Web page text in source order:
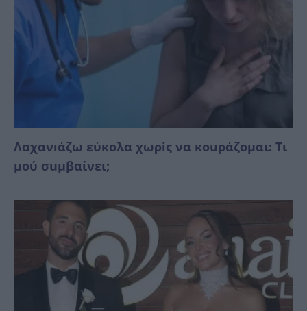
Λαχανıάζω εύκολα χωρiς να κοuράζομαι: Τι
μού σuμβαίνει;